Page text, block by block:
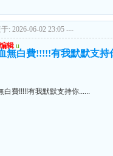
: 2026-06-02 23:05 ---
编辑 u
無白費!!!!!有我默默支持
白費!!!!!有我默默支持你......